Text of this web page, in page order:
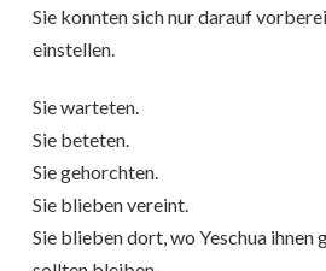
Sie konnten sich nur darauf
einstellen.
Sie warteten.
Sie beteten.
Sie gehorchten.
Sie blieben vereint.
Sie blieben dort, wo Yeschua ihnen